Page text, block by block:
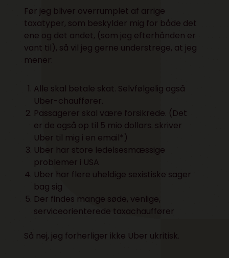
Før jeg bliver overrumplet af arrige
taxatyper, som beskylder mig for både det
ene og det andet, (som jeg efterhånden er
vant til), så vil jeg gerne understrege, at jeg
mener:
Alle skal betale skat. Selvfølgelig også
Uber-chauffører.
Passagerer skal være forsikrede. (Det
er de også op til 5 mio dollars. skriver
Uber til mig i en email*)
Uber har store ledelsesmæssige
problemer i USA
Uber har flere uheldige sexistiske sager
bag sig
Der findes mange søde, venlige,
serviceorienterede taxachauffører
Så nej, jeg forherliger ikke Uber ukritisk.